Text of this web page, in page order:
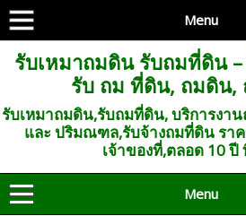
Menu
รับเหมาถมดิน รับถมที่ดิน
รับ ถม ที่ดิน, ถมดิน,
รับเหมาถมดิน,รับถมที่ดิน, บริการงา
และ ปริมณฑล,รับจ้างถมที่ดิน ราค
เจ้าของที่,ตลอด 10 ปี
Menu